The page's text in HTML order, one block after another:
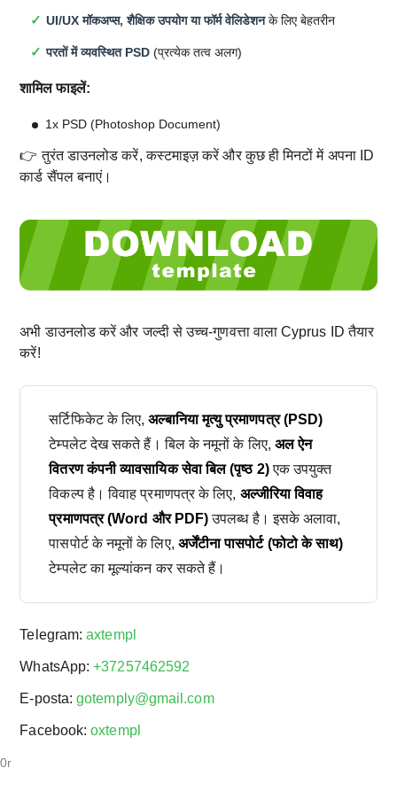
UI/UX मॉकअप्स, शैक्षिक उपयोग या फॉर्म वेलिडेशनके लिए बेहतरीन
परतों में व्यवस्थित PSD (प्रत्येक तत्व अलग)
शामिल फाइलें:
1x PSD (Photoshop Document)
👉 तुरंत डाउनलोड करें, कस्टमाइज़ करें और कुछ ही मिनटों में अपना ID
कार्ड सैंपल बनाएं।
अभी डाउनलोड करें और जल्दी से उच्च-गुणवत्ता वाला Cyprus ID तैयार
करें!
सर्टिफिकेट के लिए,अल्बानिया मृत्यु प्रमाणपत्र (PSD)
टेम्पलेट देख सकते हैं। बिल के नमूनों के लिए, अल ऐन
वितरण कंपनी व्यावसायिक सेवा बिल (पृष्ठ 2)एक उपयुक्त
विकल्प है। विवाह प्रमाणपत्र के लिए, अल्जीरिया विवाह
प्रमाणपत्र (Word और PDF)उपलब्ध है। इसके अलावा,
पासपोर्ट के नमूनों के लिए, अर्जेंटीना पासपोर्ट (फोटो के साथ)
टेम्पलेट का मूल्यांकन कर सकते हैं।
Telegram:axtempl
WhatsApp:+37257462592
E-posta:gotemply@gmail.com
Facebook:oxtempl
0r